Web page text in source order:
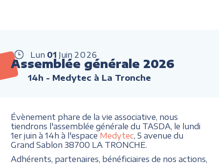
Lun 01 Juin 2026
Assemblée générale 2026
14h - Medytec à La Tronche
Évènement phare de la vie associative, nous
tiendrons l'assemblée générale du TASDA, le lundi
1er juin à 14h à l'espace Medytec , 5 avenue du
Grand Sablon 38700 LA TRONCHE.
Adhérents, partenaires, bénéficiaires de nos actions,